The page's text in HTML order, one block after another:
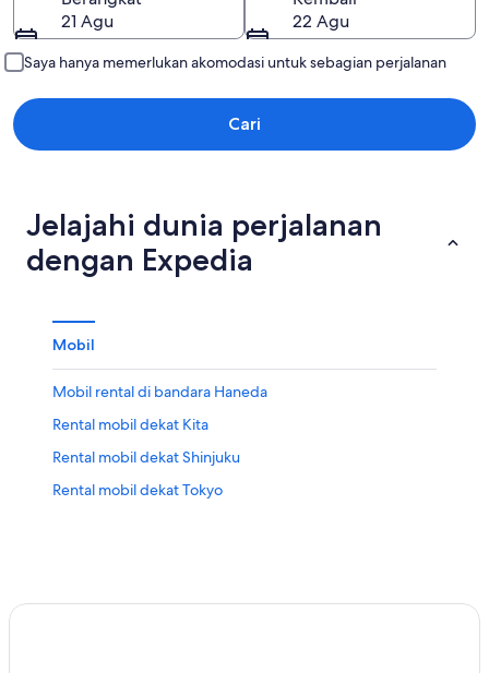
21 Agu
22 Agu
Saya hanya memerlukan akomodasi untuk sebagian perjalanan
Cari
Jelajahi dunia perjalanan
dengan Expedia
Mobil
Mobil rental di bandara Haneda
Rental mobil dekat Kita
Rental mobil dekat Shinjuku
Rental mobil dekat Tokyo